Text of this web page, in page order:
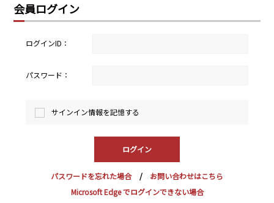
リムレポート
メソドロジー
研修・セミナー
English Website
瑞姆亜太能源諮問(北京)
会員ログイン
ログインID：
パスワード：
サインイン情報を記憶する
パスワードを忘れた場合
お問い合わせはこちら
Microsoft Edge でログインできない場合